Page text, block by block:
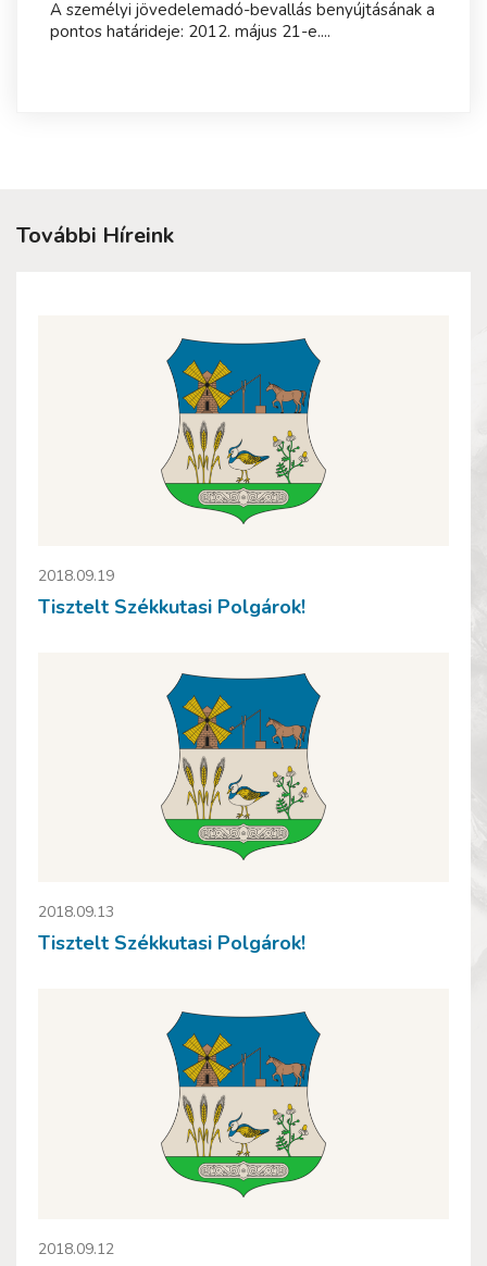
A személyi jövedelemadó-bevallás benyújtásának a
pontos határideje: 2012. május 21-e....
További Híreink
2018.09.19
Tisztelt Székkutasi Polgárok!
2018.09.13
Tisztelt Székkutasi Polgárok!
2018.09.12